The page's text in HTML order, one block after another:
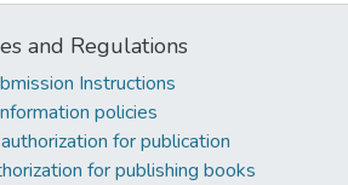
and Regulations
Instructions
policies
for publication
for publishing books